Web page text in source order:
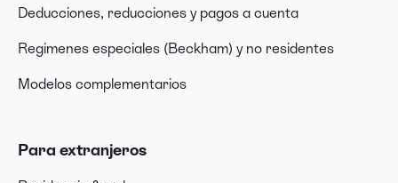
Deducciones, reducciones y pagos a cuenta
Regímenes especiales (Beckham) y no residentes
Modelos complementarios
Para extranjeros